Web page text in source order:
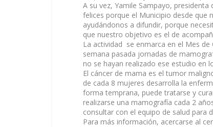
A su vez, Yamile Sampayo,
felices porque el Municipio desde
ayudándonos a difundir, porque
que nuestro objetivo es el de
La actividad se enmarca en el Mes
semana pasada jornadas de
no se hayan realizado ese estudio en
El cáncer de mama es el tumor
de cada 8 mujeres desarrolla la
forma temprana, puede tratarse y
realizarse una mamografía cada 2
consultar con el equipo de salud para
Para más información, acercarse al